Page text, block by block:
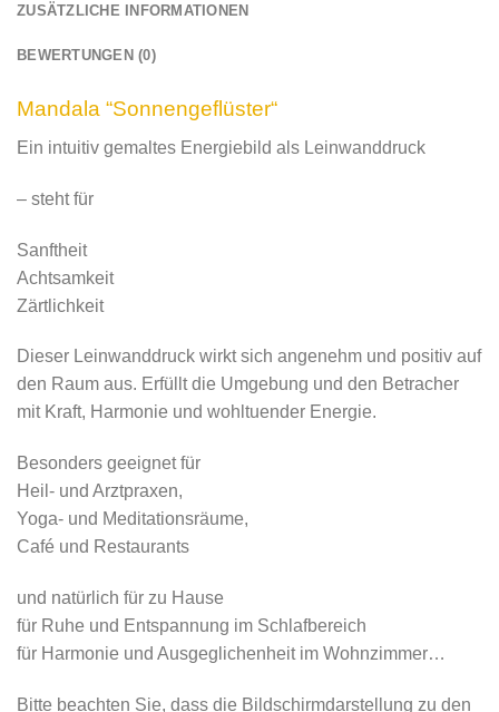
ZUSÄTZLICHE INFORMATIONEN
BEWERTUNGEN (0)
Mandala “Sonnengeflüster“
Ein intuitiv gemaltes Energiebild als Leinwanddruck
– steht für
Sanftheit
Achtsamkeit
Zärtlichkeit
Dieser Leinwanddruck wirkt sich angenehm und positiv auf
den Raum aus. Erfüllt die Umgebung und den Betracher
mit Kraft, Harmonie und wohltuender Energie.
Besonders geeignet für
Heil- und Arztpraxen,
Yoga- und Meditationsräume,
Café und Restaurants
und natürlich für zu Hause
für Ruhe und Entspannung im Schlafbereich
für Harmonie und Ausgeglichenheit im Wohnzimmer…
Bitte beachten Sie, dass die Bildschirmdarstellung zu den